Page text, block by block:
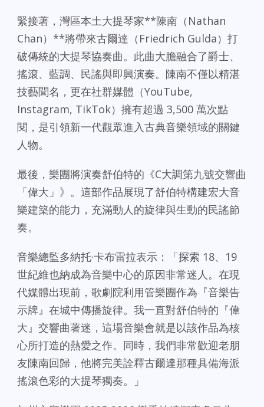
緊接著，灣區本土大提琴家**陳南（Nathan
Chan）**將帶來古爾達（Friedrich Gulda）打
破傳統的大提琴協奏曲。此曲大膽融合了爵士、
搖滾、藍調、民謠與即興演奏。陳南不僅以精湛
技藝聞名，更在社群媒體（YouTube,
Instagram, TikTok）擁有超過 3,500 萬次點
閱，是引領新一代觀眾進入古典音樂領域的關鍵
人物。
最後，樂團將演奏舒伯特的《C大調第九號交響曲
「偉大」》。這部作品展現了舒伯特構建宏大音
樂建築的能力，充滿動人的旋律與生動的民謠節
奏。
音樂總監多納托·卡布雷拉表示：「探索 18、19
世紀維也納成為音樂中心的原因非常迷人。在現
代媒體出現前，歌劇院利用管樂團作為『音樂告
示牌』在城中傳播旋律。我一直對舒伯特的『偉
大』交響曲著迷，這場音樂會就是以該作品為核
心所打造的熱愛之作。同時，我們非常歡迎老朋
友陳南回歸，他將完美詮釋古爾達那種具備海派
搖滾色彩的大提琴獨奏。」